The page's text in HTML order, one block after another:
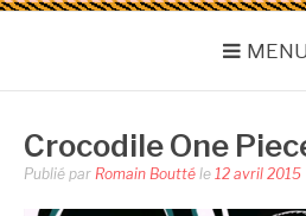
Crocodile One
Publié par Romain Boutté le 12 avril 2015